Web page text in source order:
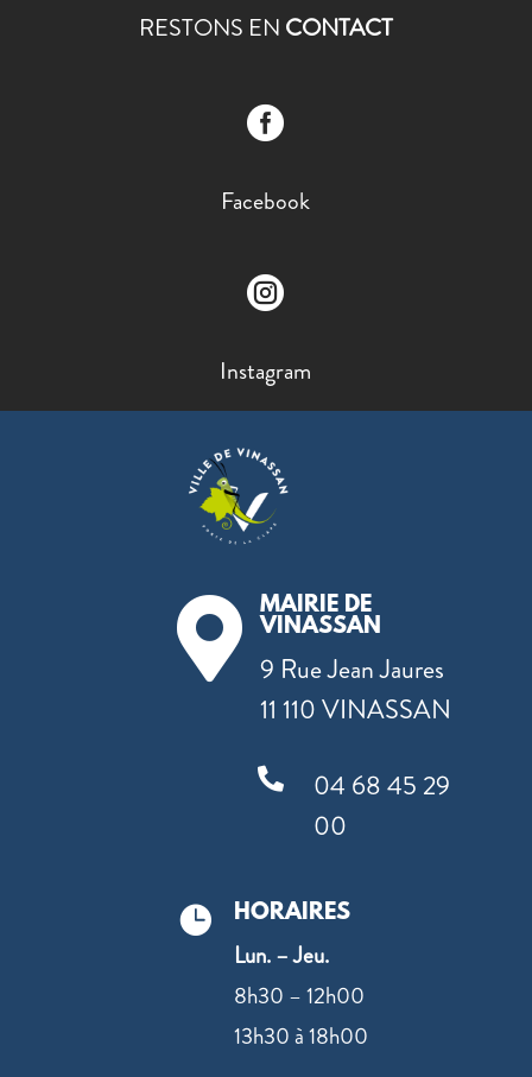
RESTONS EN CONTACT

Facebook

Instagram

MAIRIE DE
VINASSAN
9 Rue Jean Jaures
11 110 VINASSAN

04 68 45 29
00
 HORAIRES
Lun. – Jeu.
8h30 – 12h00
13h30 à 18h00